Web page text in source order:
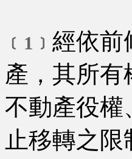
﹝1﹞ 經依前
產，其所
不動產役權
止移轉之限